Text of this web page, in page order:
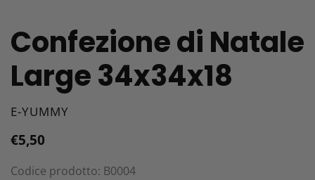
Confezione di Natale
Large 34x34x18
VENDITORE
E-YUMMY
Prezzo
€5,50
Codice prodotto: B0004